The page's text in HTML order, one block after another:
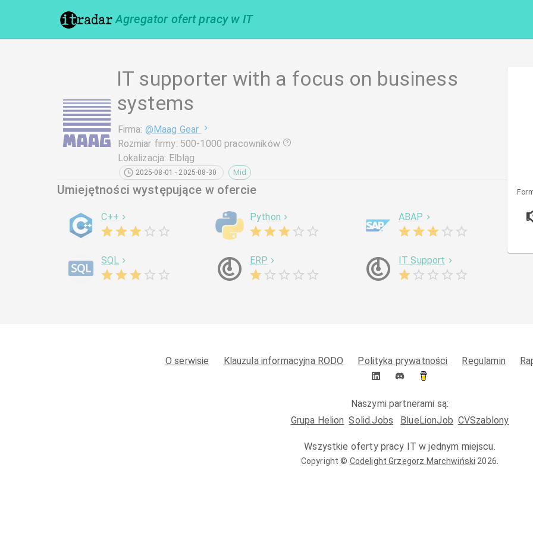
Agregator ofert pracy w IT
IT supporter with a focus on business
systems
Firma: @Maag Gear
Rozmiar firmy: 500-1000 pracowników
Lokalizacja: Elbląg
2025-08-01 - 2025-08-30 Mid
Umiejętności występujące w ofercie
C++ Python ABAP
SQL ERP IT Support
O serwisie Klauzula informacyjna RODO Polityka prywatności Regulamin
Naszymi partnerami są:
Grupa Helion Solid.Jobs BlueLionJob CVSzablony
Wszystkie oferty pracy IT w jednym miejscu.
Copyright © Codelight Grzegorz Marchwiński 2026